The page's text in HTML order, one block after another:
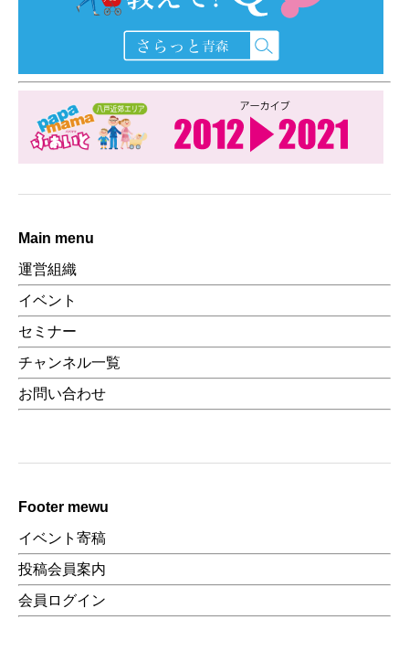
Main menu
運営組織
イベント
セミナー
チャンネル一覧
お問い合わせ
Footer mewu
イベント寄稿
投稿会員案内
会員ログイン